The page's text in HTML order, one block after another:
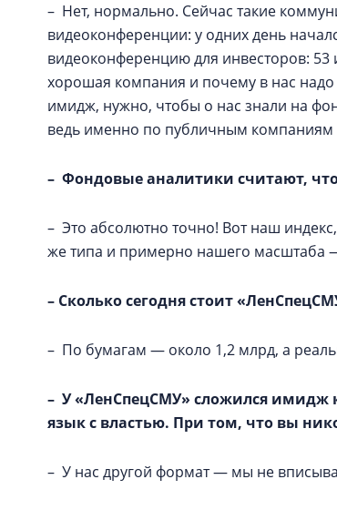
– Нет, нормально. Сейчас такие
видеоконференции: у одних день
видеоконференцию для инвесторов:
хорошая компания и почему в нас
имидж, нужно, чтобы о нас знали на
ведь именно по публичным компаниям
– Фондовые аналитики считают,
– Это абсолютно точно! Вот наш
же типа и примерно нашего масштаба
– Сколько сегодня стоит
– По бумагам — около 1,2 млрд, а
– У «ЛенСпецСМУ» сложился имидж
язык с властью. При том, что вы
– У нас другой формат — мы не